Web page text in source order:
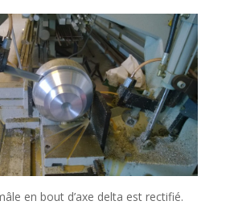
en bout d’axe delta est rectifié.